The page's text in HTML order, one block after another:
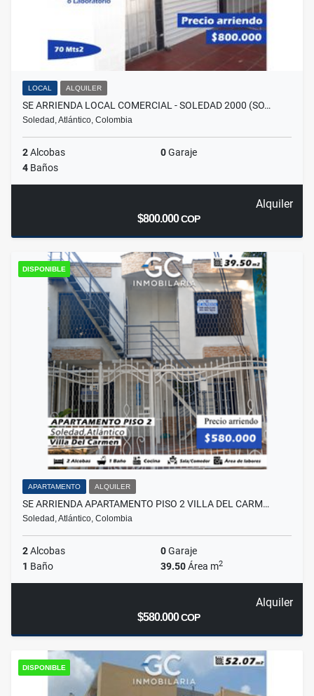
LOCAL ALQUILER
SE ARRIENDA LOCAL COMERCIAL - SOLEDAD 2000 (SO…
Soledad, Atlántico, Colombia
2Alcobas 0Garaje
4 Baños
Alquiler
$800.000COP
DISPONIBLE
APARTAMENTO ALQUILER
SE ARRIENDA APARTAMENTO PISO 2 VILLA DEL CARM…
Soledad, Atlántico, Colombia
2Alcobas 0Garaje
1 Baño 39.50Área m2
Alquiler
$580.000COP
DISPONIBLE